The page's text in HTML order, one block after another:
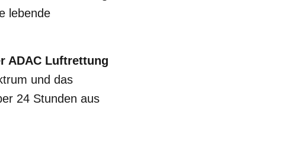
lebende
ADAC Luftrettung
und das
24 Stunden aus